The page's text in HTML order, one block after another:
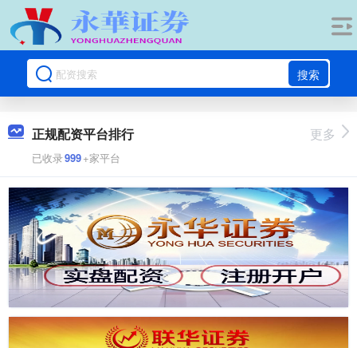
搜索
正规配资平台排行
已收录999+家平台
更多